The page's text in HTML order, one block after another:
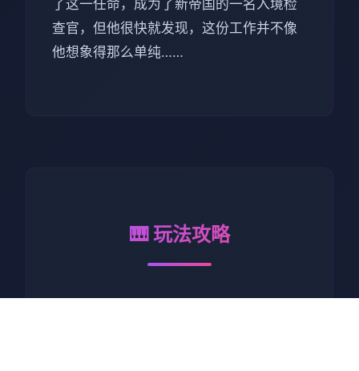
了这一任命，成为了新帝国的一名入境检
查官，但他很快就发现，这份工作并不像
他想象得那么单纯……
🎹 玩法攻略